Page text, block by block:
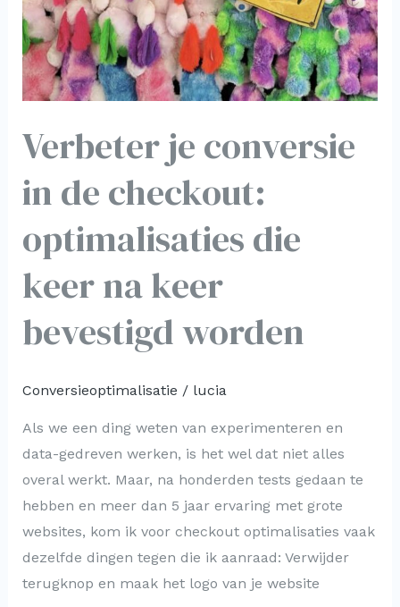
Verbeter je conversie
in de checkout:
optimalisaties die
keer na keer
bevestigd worden
Conversieoptimalisatie / lucia
Als we een ding weten van experimenteren en
data-gedreven werken, is het wel dat niet alles
overal werkt. Maar, na honderden tests gedaan te
hebben en meer dan 5 jaar ervaring met grote
websites, kom ik voor checkout optimalisaties vaak
dezelfde dingen tegen die ik aanraad: Verwijder
terugknop en maak het logo van je website
die
keer
na
keer
bevestigd
worden